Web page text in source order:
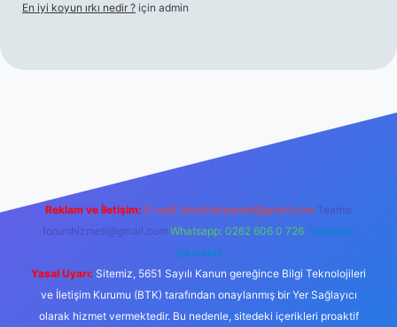
En iyi koyun ırkı nedir ? için admin
Reklam ve İletişim: E-mail: backlinkpaneli@gmail.com Teams:
forumhizmeti@gmail.com Whatsapp: 0262 606 0 726 Telegram:
@karabul
Yasal Uyarı: Sitemiz, 5651 Sayılı Kanun gereğince Bilgi Teknolojileri
ve İletişim Kurumu (BTK) tarafından onaylanmış bir Yer Sağlayıcı
olarak hizmet vermektedir. Bu nedenle, sitedeki içerikleri proaktif